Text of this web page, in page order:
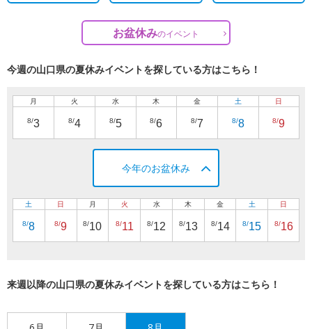
お盆休みのイベント
今週の山口県の夏休みイベントを探している方はこちら！
月
8/3
火
8/4
水
8/5
木
8/6
金
8/7
土
8/8
日
8/9
今年のお盆休み
土
8/8
日
8/9
月
8/10
火
8/11
水
8/12
木
8/13
金
8/14
土
8/15
日
8/16
来週以降の山口県の夏休みイベントを探している方はこちら！